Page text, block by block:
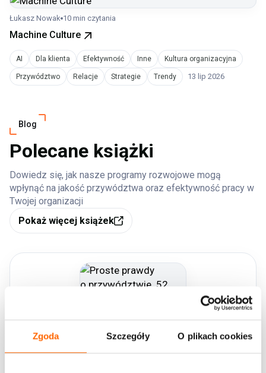
Zgoda Szczegóły O plikach cookies
Łukasz Nowak 10 min czytania
Machine Culture
AI Dla klienta Efektywność Inne Kultura organizacyjna
Przywództwo Relacje Strategie Trendy 13 lip 2026
Blog
Polecane książki
Dowiedz się, jak nasze programy rozwojowe mogą
wpłynąć na jakość przywództwa oraz efektywność pracy w
Twojej organizacji
Pokaż więcej książek